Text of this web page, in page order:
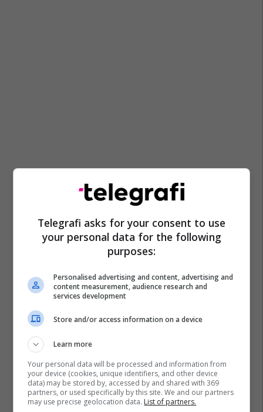
Telegrafi asks for your consent to use
your personal data for the following
purposes:
Personalised advertising and content, advertising and
content measurement, audience research and
services development
Store and/or access information on a device
Learn more
Your personal data will be processed and information from
your device (cookies, unique identifiers, and other device
data) may be stored by, accessed by and shared with 369
partners, or used specifically by this site. We and our partners
may use precise geolocation data. List of partners.